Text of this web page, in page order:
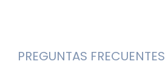
PREGUNTAS FRECUENTES